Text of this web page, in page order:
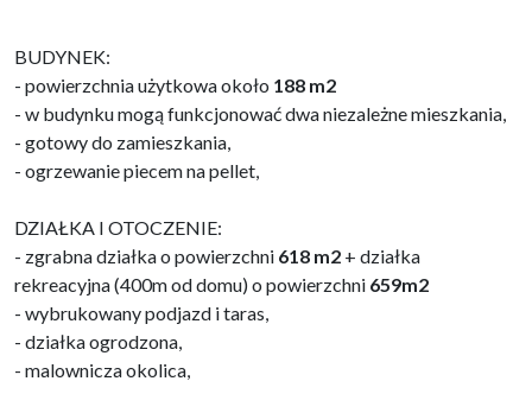
BUDYNEK:
- powierzchnia użytkowa około 188 m2
- w budynku mogą funkcjonować dwa niezależne mieszkania,
- gotowy do zamieszkania,
- ogrzewanie piecem na pellet,
DZIAŁKA I OTOCZENIE:
- zgrabna działka o powierzchni 618 m2 + działka
rekreacyjna (400m od domu) o powierzchni 659m2
- wybrukowany podjazd i taras,
- działka ogrodzona,
- malownicza okolica,